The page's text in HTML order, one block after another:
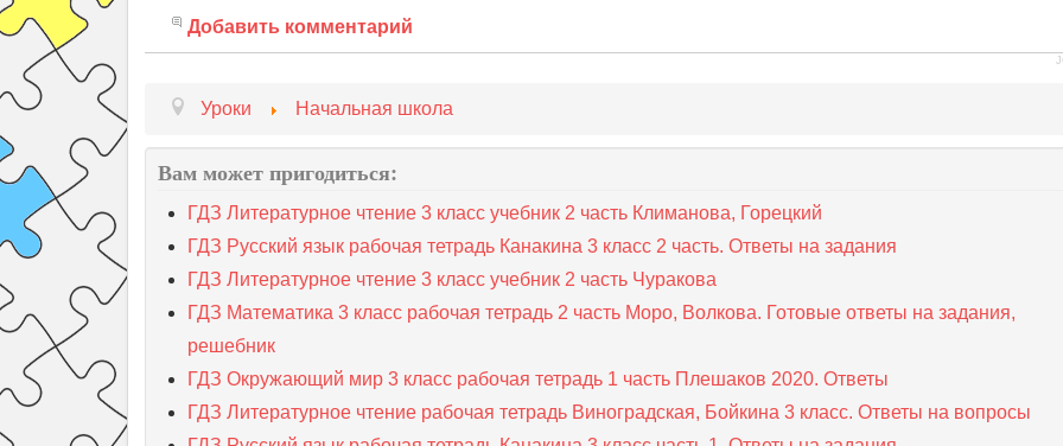
Добавить комментарий
Уроки Начальная школа
Вам может пригодиться:
ГДЗ Литературное чтение 3 класс учебник 2 часть Климанова, Горецкий
ГДЗ Русский язык рабочая тетрадь Канакина 3 класс 2 часть. Ответы на задания
ГДЗ Литературное чтение 3 класс учебник 2 часть Чуракова
ГДЗ Математика 3 класс рабочая тетрадь 2 часть Моро, Волкова. Готовые ответы на задания,
решебник
ГДЗ Окружающий мир 3 класс рабочая тетрадь 1 часть Плешаков 2020. Ответы
ГДЗ Литературное чтение рабочая тетрадь Виноградская, Бойкина 3 класс. Ответы на вопросы